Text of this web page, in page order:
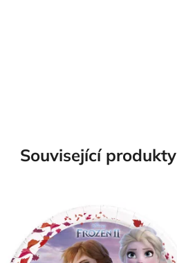
Související produkty